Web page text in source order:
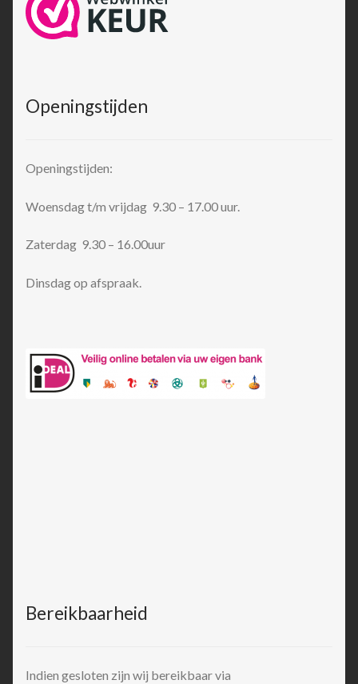
Openingstijden
Openingstijden:
Woensdag t/m vrijdag 9.30 – 17.00 uur.
Zaterdag 9.30 – 16.00uur
Dinsdag op afspraak.
Bereikbaarheid
Indien gesloten zijn wij bereikbaar via